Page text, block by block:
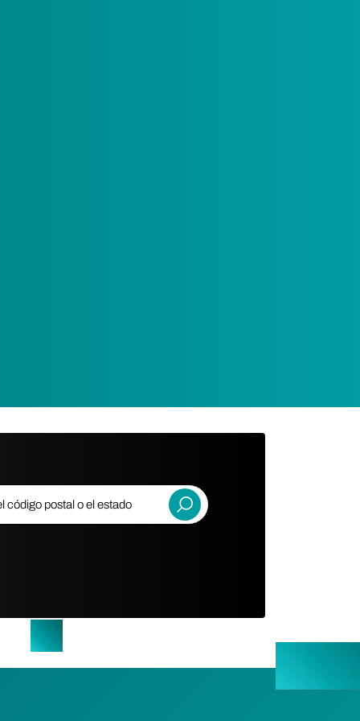
postal o el estado
Entregar